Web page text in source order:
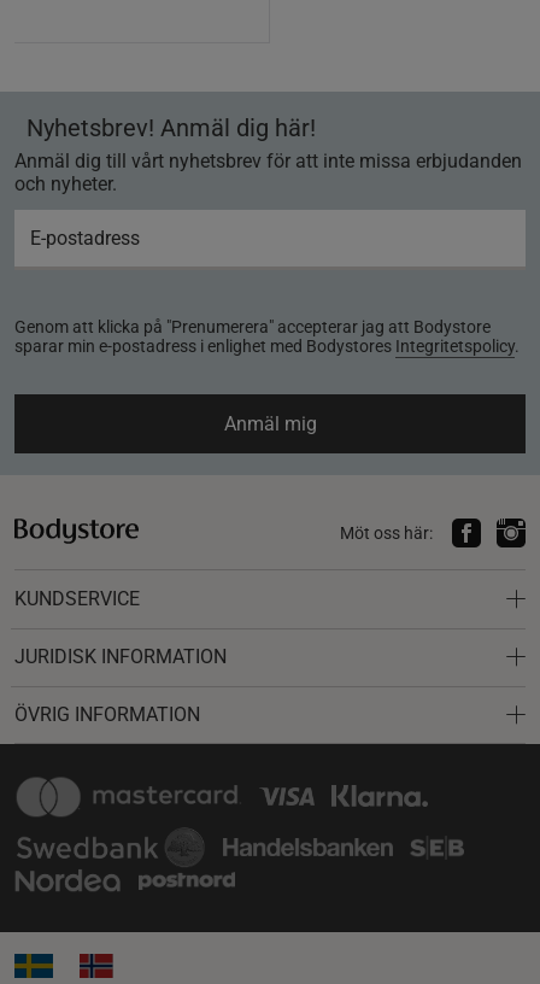
Nyhetsbrev! Anmäl dig här!
Anmäl dig till vårt nyhetsbrev för att inte missa erbjudanden
och nyheter.
Genom att klicka på "Prenumerera" accepterar jag att Bodystore
sparar min e-postadress i enlighet med Bodystores Integritetspolicy.
Anmäl mig
Möt oss här:
KUNDSERVICE
JURIDISK INFORMATION
ÖVRIG INFORMATION